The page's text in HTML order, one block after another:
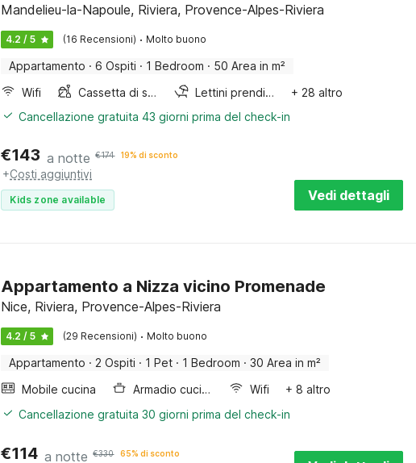
Mandelieu-la-Napoule, Riviera, Provence-Alpes-Riviera
4.2 / 5 (16 Recensioni) · Molto buono
Appartamento · 6 Ospiti · 1 Bedroom · 50 Area in m²
Wifi
Cassetta di sabbia Lettini prendisole
+ 28 altro
Cancellazione gratuita 43 giorni prima del check-in
€143 a notte €174 19% di sconto
+Costi aggiuntivi
Kids zone available Vedi dettagli
Appartamento a Nizza vicino Promenade
Nice, Riviera, Provence-Alpes-Riviera
4.2 / 5 (29 Recensioni) · Molto buono
Appartamento · 2 Ospiti · 1 Pet · 1 Bedroom · 30 Area in m²
Mobile cucina
Armadio cucina Wifi
+ 8 altro
Cancellazione gratuita 30 giorni prima del check-in
€114 a notte €330 65% di sconto